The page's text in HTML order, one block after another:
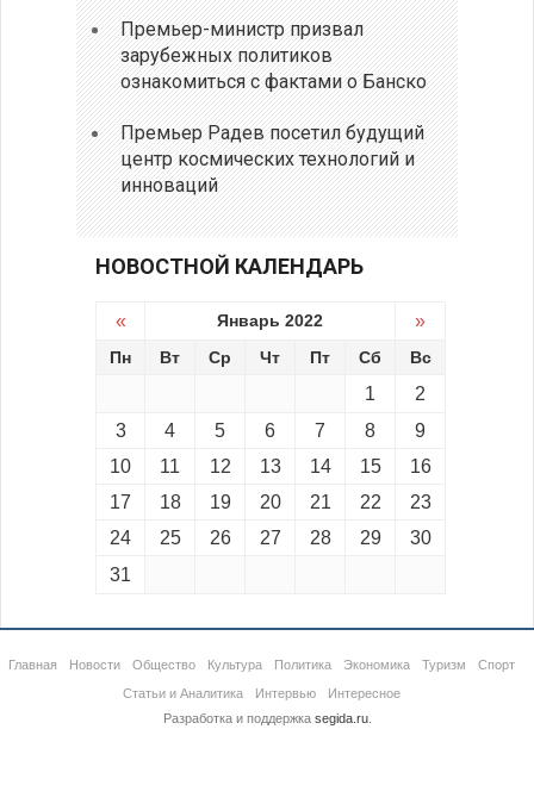
Премьер-министр призвал
зарубежных политиков
ознакомиться с фактами о Банско
Премьер Радев посетил будущий
центр космических технологий и
инноваций
НОВОСТНОЙ КАЛЕНДАРЬ
« Январь 2022 »
Пн Вт Ср Чт Пт Сб Вс
1
2
3
4 5 6 7 8
9
10
11 12 13 14 15
16
17
18 19 20 21 22
23
24
25 26 27 28 29
30
31
Главная Новости Общество Культура Политика Экономика Туризм
Спорт
Статьи и Аналитика
Интервью
Интересное
Разработка и поддержка segida.ru.